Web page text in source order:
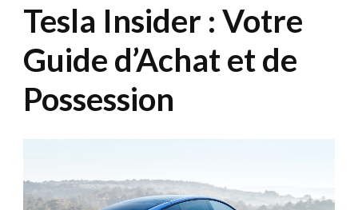
Tesla Insider : Votre
Guide d’Achat et de
Possession